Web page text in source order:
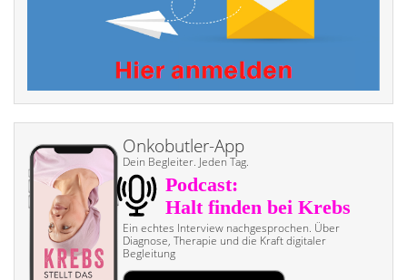
Onkobutler-App
Dein Begleiter. Jeden Tag.
Ein echtes Interview nach­gesprochen. Über
Diagnose, Therapie und die Kraft digitaler
Begleitung